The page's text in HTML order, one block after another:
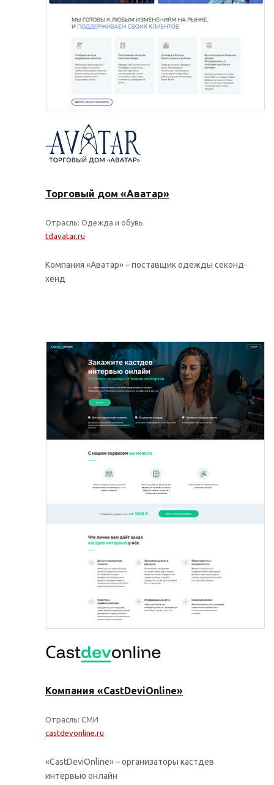
Торговый дом «Аватар»
Отрасль: Одежда и обувь
tdavatar.ru
Компания «Аватар» – поставщик одежды секонд-
хенд
Компания «CastDeviOnline»
Отрасль: СМИ
castdevonline.ru
«CastDeviOnline» – организаторы кастдев
интервью онлайн